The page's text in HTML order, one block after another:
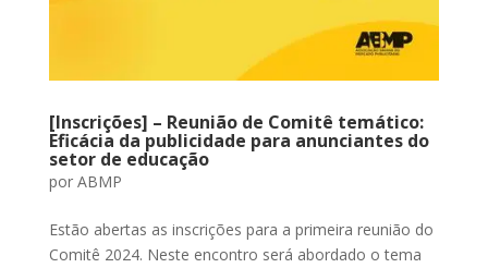
[Inscrições] – Reunião de Comitê temático:
Eficácia da publicidade para anunciantes do
setor de educação
por ABMP
Estão abertas as inscrições para a primeira reunião do
Comitê 2024. Neste encontro será abordado o tema